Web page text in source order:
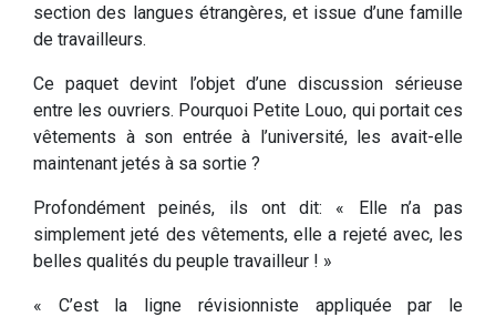
section des langues étrangères, et issue d’une famille
de travailleurs.
Ce paquet devint l’objet d’une discussion sérieuse
entre les ouvriers. Pourquoi Petite Louo, qui portait ces
vêtements à son entrée à l’université, les avait-elle
maintenant jetés à sa sortie ?
Profondément peinés, ils ont dit: « Elle n’a pas
simplement jeté des vêtements, elle a rejeté avec, les
belles qualités du peuple travailleur ! »
« C’est la ligne révisionniste appliquée par le